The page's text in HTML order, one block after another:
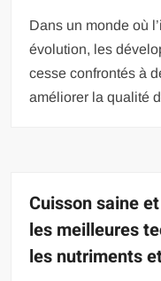
Dans un monde où
évolution, les
cesse confrontés à
améliorer la qualité
Cuisson saine
les meilleures
les nutriments